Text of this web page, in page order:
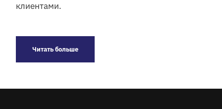
клиентами.
Читать больше